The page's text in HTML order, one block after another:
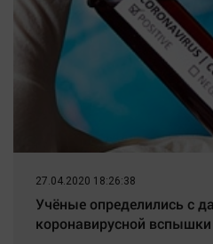
27.04.2020 18:26:38
Учёные определились с
коронавирусной вспышки